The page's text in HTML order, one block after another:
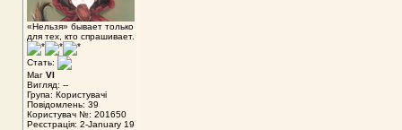
«Нельзя» бывает только
для тех, кто спрашивает.
Стать:
Маг VI
Вигляд: --
Група: Користувачі
Повідомлень: 39
Користувач №: 201650
Реєстрація: 2-January 19